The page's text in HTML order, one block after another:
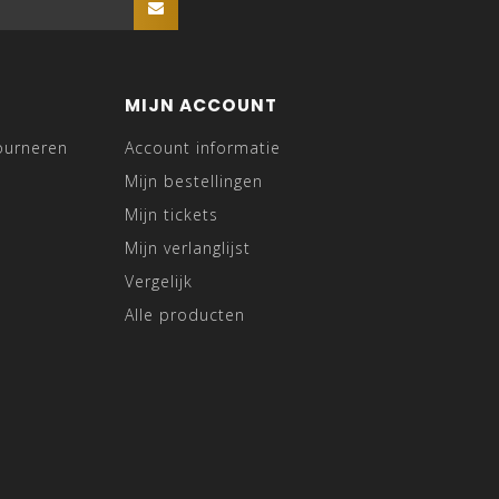
MIJN ACCOUNT
Account informatie
Mijn bestellingen
Mijn tickets
Mijn verlanglijst
Vergelijk
Alle producten